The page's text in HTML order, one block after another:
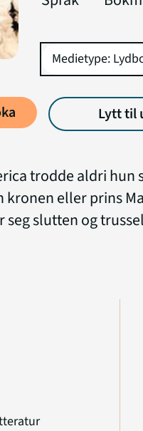
Lytt til
trodde aldri hun
eller prins
slutten og
innser hun hvor mye